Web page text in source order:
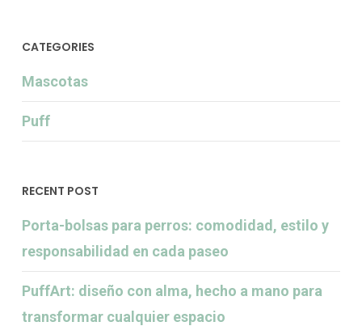
CATEGORIES
Mascotas
Puff
RECENT POST
Porta-bolsas para perros: comodidad, estilo y
responsabilidad en cada paseo
PuffArt: diseño con alma, hecho a mano para
transformar cualquier espacio